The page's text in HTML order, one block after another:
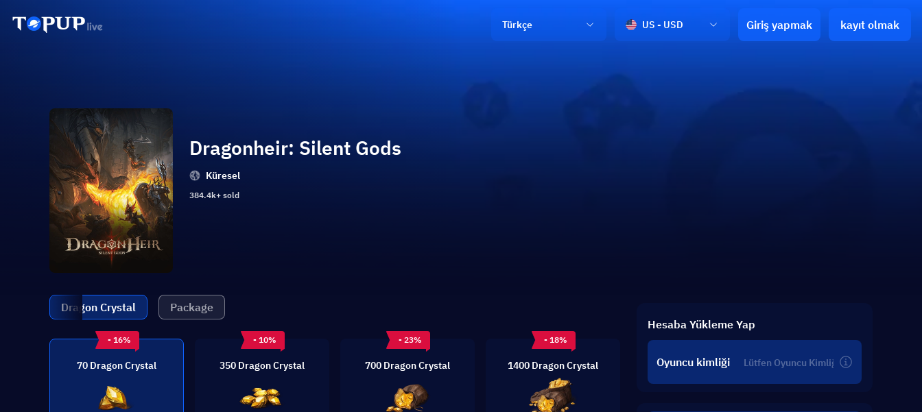
Türkçe US - USD Giriş yapmak kayıt olmak
Dragonheir: Silent Gods
Küresel
384.4k+ sold
Dragon Crystal Package
- 16%
70 Dragon Crystal
- 10%
350 Dragon Crystal
- 23%
700 Dragon Crystal
- 18%
1400 Dragon Crystal
Hesaba Yükleme Yap
Oyuncu kimliği